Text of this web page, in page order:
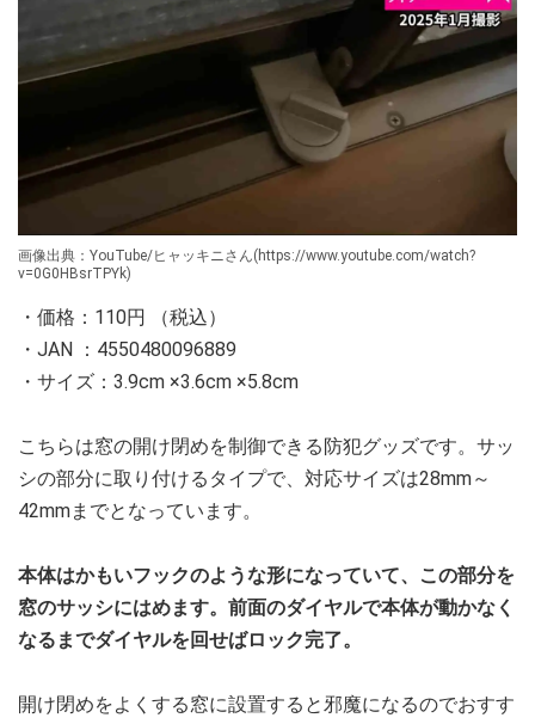
画像出典：YouTube/ヒャッキニさん(https://www.youtube.com/watch?
v=0G0HBsrTPYk)
・価格：110円 （税込）
・JAN ：4550480096889
・サイズ：3.9cm ×3.6cm ×5.8cm
こちらは窓の開け閉めを制御できる防犯グッズです。サッ
シの部分に取り付けるタイプで、対応サイズは28mm～
42mmまでとなっています。
本体はかもいフックのような形になっていて、この部分を
窓のサッシにはめます。前面のダイヤルで本体が動かなく
なるまでダイヤルを回せばロック完了。
開け閉めをよくする窓に設置すると邪魔になるのでおすす